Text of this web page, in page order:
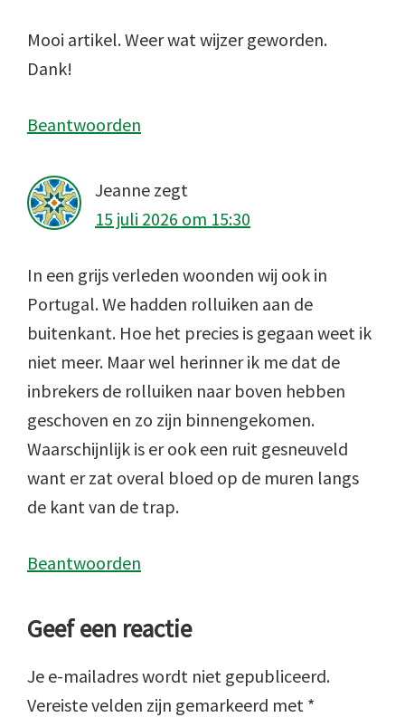
Mooi artikel. Weer wat wijzer geworden.
Dank!
Beantwoorden
Jeanne zegt
15 juli 2026 om 15:30
In een grijs verleden woonden wij ook in
Portugal. We hadden rolluiken aan de
buitenkant. Hoe het precies is gegaan weet ik
niet meer. Maar wel herinner ik me dat de
inbrekers de rolluiken naar boven hebben
geschoven en zo zijn binnengekomen.
Waarschijnlijk is er ook een ruit gesneuveld
want er zat overal bloed op de muren langs
de kant van de trap.
Beantwoorden
Geef een reactie
Je e-mailadres wordt niet gepubliceerd.
Vereiste velden zijn gemarkeerd met *